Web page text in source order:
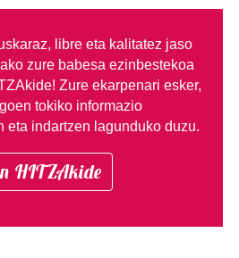
libre eta kalitatez jaso
zure babesa ezinbestekoa
Zure ekarpenari esker,
tokiko informazio
eta indartzen lagunduko duzu.
HITZAkide